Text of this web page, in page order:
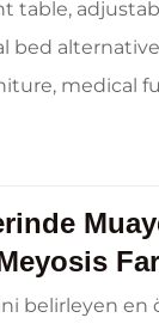
belirleyen en